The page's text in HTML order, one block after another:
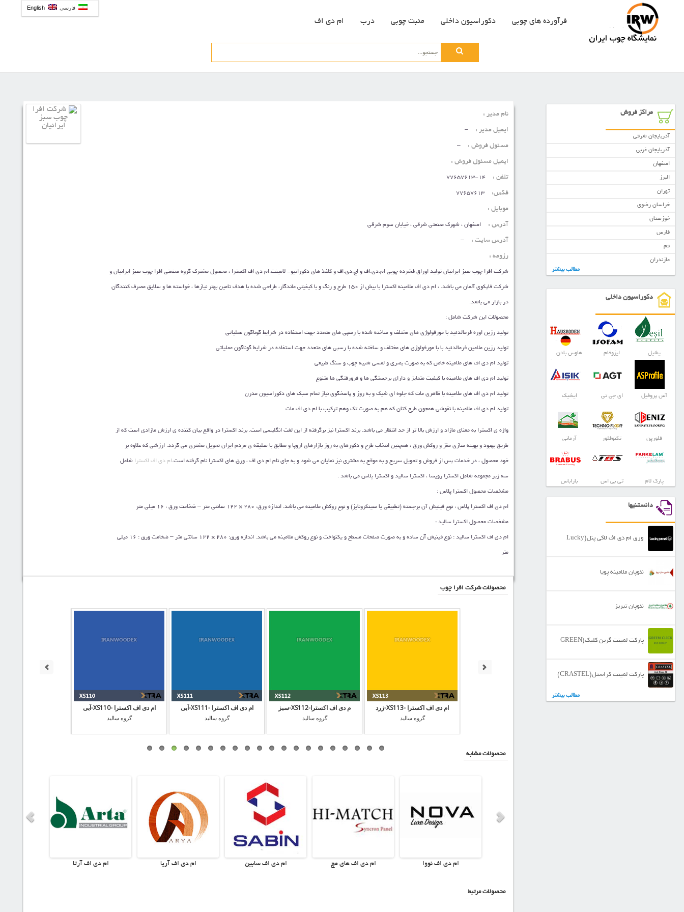
فارسی English
فرآورده های چوبی دکوراسیون داخلی منبت چوبی درب ام دی اف
نام مدیر :
ایمیل مدیر : –
مسئول فروش : –
ایمیل مسئول فروش :
تلفن : 77657613-14
فکس: 77657613
موبایل :
آدرس : اصفهان ، شهرک صنعتی شرقی ، خیابان سوم شرقی
آدرس سایت : –
رزومه :
شرکت افرا چوب سبز ایرانیان توليد اوراق فشرده چوبي ام.دي.اف و اچ.دي.اف و كاغذ هاي دكوراتيو- لامينت.ام دی اف اکسترا ، محصول مشترک گروه صنعتی افرا چوب سبز ایرانیان و
شرکت فاپکوی آلمان می باشد. ، ام دی اف ملامینه اکسترا با بیش از 150 طرح و رنگ و با کیفیتی ماندگار، طراحی شده با هدف تامین بهتر نیازها ، خواسته ها و سلایق مصرف کنندگان
در بازار می باشد.
محصولات این شرکت شامل :
تولید رزین اوره فرمالدئید با مورفولوژی های مختلف و ساخته شده با رسپی های متعدد جهت استفاده در شرایط گوناگون عملیاتی
تولید رزین ملامین فرمالدئید با با مورفولوژی های مختلف و ساخته شده با رسپی های متعدد جهت استفاده در شرایط گوناگون عملیاتی
تولید ام دی اف های ملامینه خاص که به صورت بصری و لمسی شبیه چوب و سنگ طبیعی
تولید ام دی اف های ملامینه با کیفیت متمایز و دارای برجستگی ها و فرورفتگی ها متنوع
تولید ام دی اف های ملامینه با ظاهری مات که جلوه ای شیک و به روز و پاسخگوی نیاز تمام سبک های دکوراسیون مدرن
تولید ام دی اف ملامینه با نقوشی همچون طرح کتان که هم به صورت تک وهم ترکیب با ام دی اف مات
واژه ی اکسترا به معنای مازاد و ارزش بالا تر از حد انتظار می باشد. برند اکسترا نیز برگرفته از این لغت انگلیسی است. برند اکسترا در واقع بیان کننده ی ارزش مازادی است که از
طریق بهبود و بهینه سازی مغز و روکش ورق ، همچنین انتخاب طرح و دکورهای به روز بازارهای اروپا و مطابق با سلیقه ی مردم ایران تحویل مشتری می گردد. ارزشی که علاوه بر
خود محصول ، در خدمات پس از فروش و تحویل سریع و به موقع به مشتری نیز نمایان می شود و به جای نام ام دی اف ، ورق های اکسترا نام گرفته است.ام دی اف اکسترا شامل
سه زیر مجموعه شامل اکسترا رویسا ، اکسترا سالید و اکسترا پلاس می باشد .
مشخصات محصول اکسترا پلاس :
ام دی اف اکسترا پلاس : نوع فینیش آن برجسته (تطبیقی یا سينکرونايز) و نوع روکش ملامینه می باشد. اندازه ورق: 280 × 122 سانتی متر – ضخامت ورق : 16 میلی متر
مشخصات محصول اکسترا سالید :
ام دی اف اکسترا سالید : نوع فینیش آن ساده و به صورت صفحات مسطح و یکنواخت و نوع روکش ملامینه می باشد. اندازه ورق: 280 × 122 سانتی متر – ضخامت ورق : 16 میلی
متر
محصولات شرکت افرا چوب
ام دی اف اکسترا -XS110-آبی
گروه سالید
ام دی اف اکسترا -XS111-آبی
گروه سالید
م دی اف اکسترا-XS112-سبز
گروه سالید
ام دی اف اکسترا -XS113-زرد
گروه سالید
محصولات مشابه
ام دی اف آرتا ام دی اف آریا ام دی اف سابین ام دی اف های مچ ام دی اف نووا
محصولات مرتبط
مراکز فروش
آذربایجان شرقی
آذربایجان غربی
اصفهان
البرز
تهران
خراسان رضوی
خوزستان
فارس
قم
مازندران
مطالب بیشتر
دکوراسیون داخلی
یشیل ایزوفام هاوس بادن
آس پروفیل ای جی تی ایشیک
فلورپن تکنوفلور آرمانی
پارک لام تی بی اس باراباس
دانستنیها
ورق ام دی اف لاکی پنل(Lucky
نئوپان ملامینه پویا
نئوپان تبریز
پارکت لمینت گرین کلیک(GREEN
CLICK)
پارکت لمینت کراستل(CRASTEL)
مطالب بیشتر